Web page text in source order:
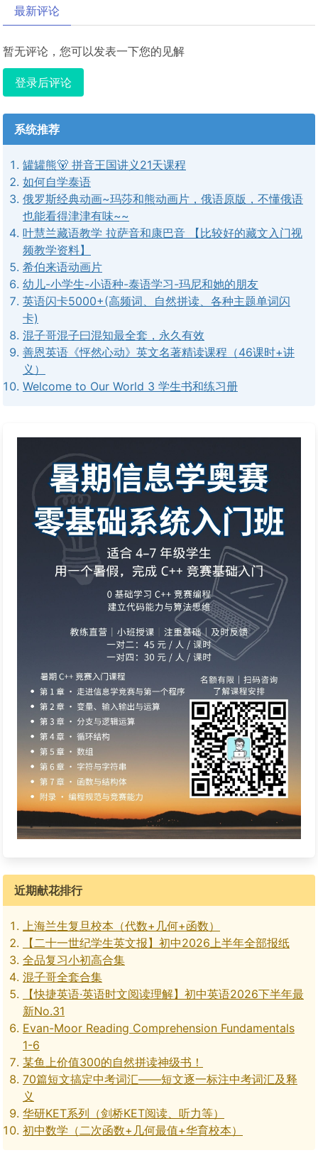
最新评论
暂无评论，您可以发表一下您的见解
登录后评论
系统推荐
罐罐熊🐻 拼音王国讲义21天课程
如何自学泰语
俄罗斯经典动画~玛莎和熊动画片，俄语原版，不懂俄语
也能看得津津有味~~
叶慧兰藏语教学 拉萨音和康巴音 【比较好的藏文入门视
频教学资料】
希伯来语动画片
幼儿-小学生-小语种-泰语学习-玛尼和她的朋友
英语闪卡5000+(高频词、自然拼读、各种主题单词闪
卡)
混子哥混子曰混知最全套，永久有效
善恩英语《怦然心动》英文名著精读课程（46课时+讲
义）
Welcome to Our World 3 学生书和练习册
近期献花排行
上海兰生复旦校本（代数+几何+函数）
【二十一世纪学生英文报】初中2026上半年全部报纸
全品复习小初高合集
混子哥全套合集
【快捷英语·英语时文阅读理解】初中英语2026下半年最
新No.31
Evan-Moor Reading Comprehension Fundamentals
1-6
某鱼上价值300的自然拼读神级书！
70篇短文搞定中考词汇——短文逐一标注中考词汇及释
义
华研KET系列（剑桥KET阅读、听力等）
初中数学（二次函数+几何最值+华育校本）